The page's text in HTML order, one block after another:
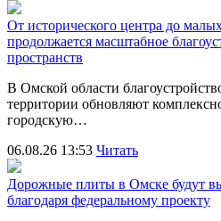
От исторического центра до
продолжается масштабное
пространств
В Омской области
территории обновляют
городскую…
06.08.26 13:53 Читать
Дорожные плиты в Омске будут
благодаря федеральному проекту